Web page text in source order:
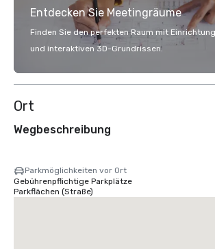
Entdecken Sie Meetingräume
Finden Sie den perfekten Raum mit
und interaktiven 3D-Grundrissen.
Ort
Wegbeschreibung
Parkmöglichkeiten vor Ort
Gebührenpflichtige Parkplätze
Parkflächen (Straße)